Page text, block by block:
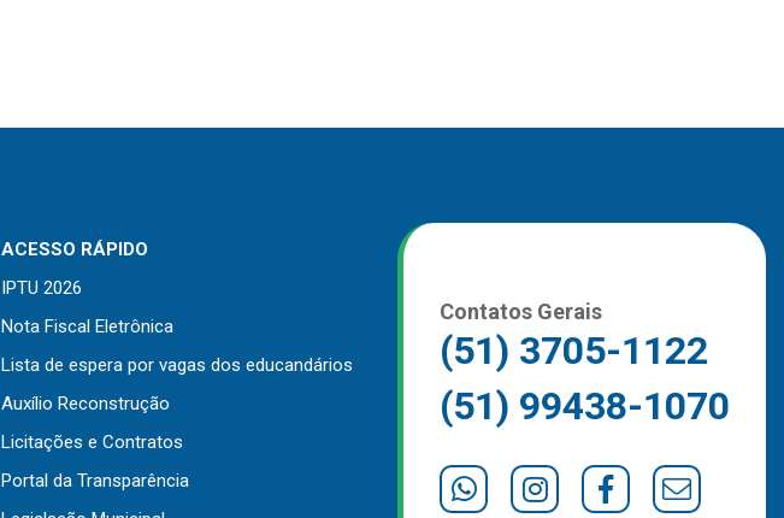
ACESSO RÁPIDO
IPTU 2026
Nota Fiscal Eletrônica
Lista de espera por vagas dos educandários
Auxílio Reconstrução
Licitações e Contratos
Portal da Transparência
Contatos Gerais
(51) 3705-1122
(51) 99438-1070